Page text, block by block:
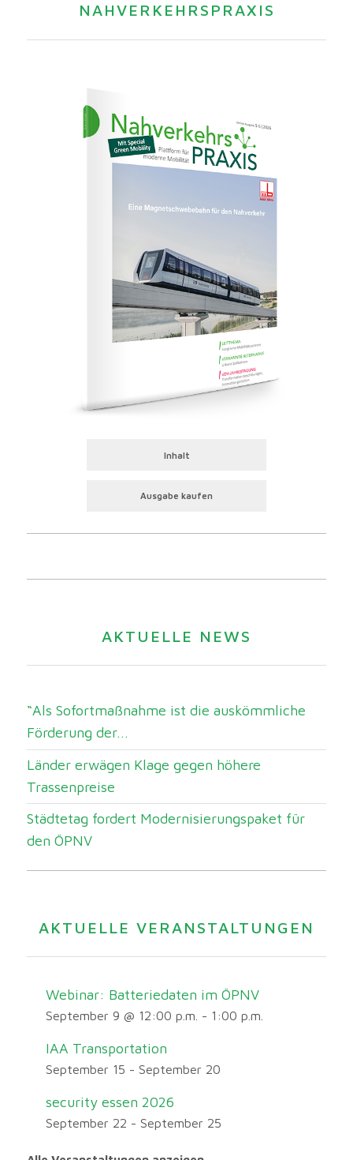
NAHVERKEHRSPRAXIS
Inhalt
Ausgabe kaufen
AKTUELLE NEWS
“Als Sofortmaßnahme ist die auskömmliche
Förderung der...
Länder erwägen Klage gegen höhere
Trassenpreise
Städtetag fordert Modernisierungspaket für
den ÖPNV
AKTUELLE VERANSTALTUNGEN
Webinar: Batteriedaten im ÖPNV
September 9 @ 12:00 p.m. - 1:00 p.m.
IAA Transportation
September 15 - September 20
security essen 2026
September 22 - September 25